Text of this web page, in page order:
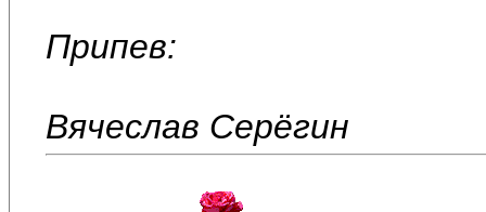
Припев:
Вячеслав Серёгин